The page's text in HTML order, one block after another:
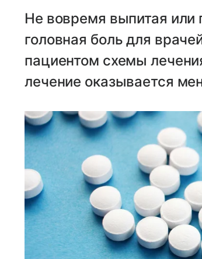
Не вовремя выпитая или
головная боль для
пациентом схемы
лечение оказывается